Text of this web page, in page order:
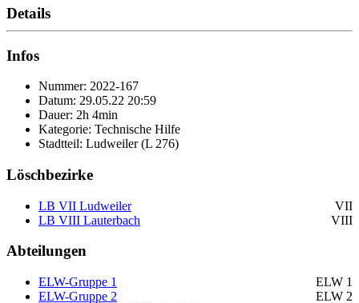
Details
Infos
Nummer: 2022-167
Datum: 29.05.22 20:59
Dauer: 2h 4min
Kategorie: Technische Hilfe
Stadtteil: Ludweiler (L 276)
Löschbezirke
LB VII Ludweiler
VII
LB VIII Lauterbach
VIII
Abteilungen
ELW-Gruppe 1
ELW 1
ELW-Gruppe 2
ELW 2